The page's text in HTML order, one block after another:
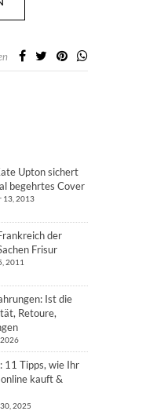
Upton sichert
begehrtes Cover
13, 2013
der
Frisur
2011
Ist die
Retoure,
11 Tipps, wie Ihr
kauft &
2025